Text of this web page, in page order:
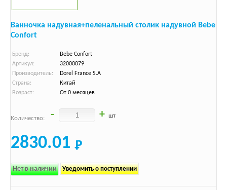
Ванночка надувная+пеленальный столик надувной Bebe
Confort
Бренд:
Bebe Confort
Артикул:
32000079
Производитель:
Dorel France S.A
Страна:
Китай
Возраст:
От 0 месяцев
Количество: - + шт
2830.01
Нет в наличии Уведомить о поступлении